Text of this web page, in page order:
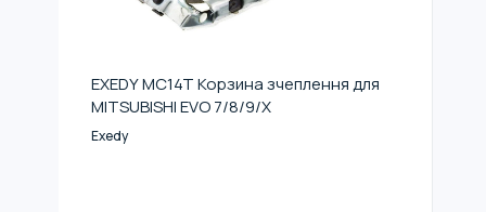
EXEDY MC14T Корзина зчеплення для
MITSUBISHI EVO 7/8/9/X
Exedy